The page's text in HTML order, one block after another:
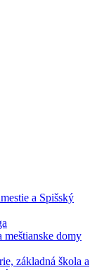
a Spišský
domy
základná škola a